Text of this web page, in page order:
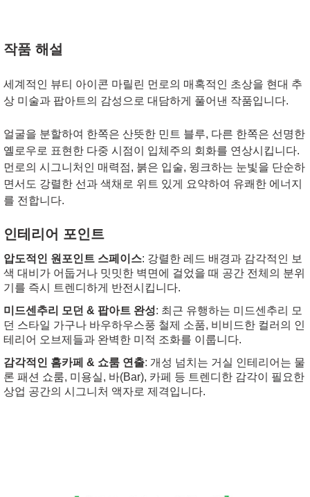
작품 해설
세계적인 뷰티 아이콘 마릴린 먼로의 매혹적인 초상을 현대 추
상 미술과 팝아트의 감성으로 대담하게 풀어낸 작품입니다.
얼굴을 분할하여 한쪽은 산뜻한 민트 블루, 다른 한쪽은 선명한
옐로우로 표현한 다중 시점이 입체주의 회화를 연상시킵니다.
먼로의 시그니처인 매력점, 붉은 입술, 윙크하는 눈빛을 단순하
면서도 강렬한 선과 색채로 위트 있게 요약하여 유쾌한 에너지
를 전합니다.
인테리어 포인트
압도적인 원포인트 스페이스: 강렬한 레드 배경과 감각적인 보
색 대비가 어둡거나 밋밋한 벽면에 걸었을 때 공간 전체의 분위
기를 즉시 트렌디하게 반전시킵니다.
미드센추리 모던 & 팝아트 완성: 최근 유행하는 미드센추리 모
던 스타일 가구나 바우하우스풍 철제 소품, 비비드한 컬러의 인
테리어 오브제들과 완벽한 미적 조화를 이룹니다.
감각적인 홈카페 & 쇼룸 연출: 개성 넘치는 거실 인테리어는 물
론 패션 쇼룸, 미용실, 바(Bar), 카페 등 트렌디한 감각이 필요한
상업 공간의 시그니처 액자로 제격입니다.